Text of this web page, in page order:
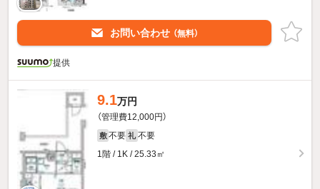
お問い合わせ （無料）
提供
9.1万円
（管理費12,000円）
敷 不要 礼 不要
1階 / 1K / 25.33㎡